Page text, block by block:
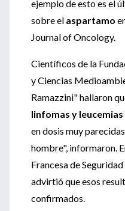
ejemplo de esto es el
sobre el aspartamo
Journal of Oncology.
Científicos de la
y Ciencias
Ramazzini" hallaron
linfomas y leucemias
en dosis muy
hombre", informaron.
Francesa de
advirtió que esos
confirmados.